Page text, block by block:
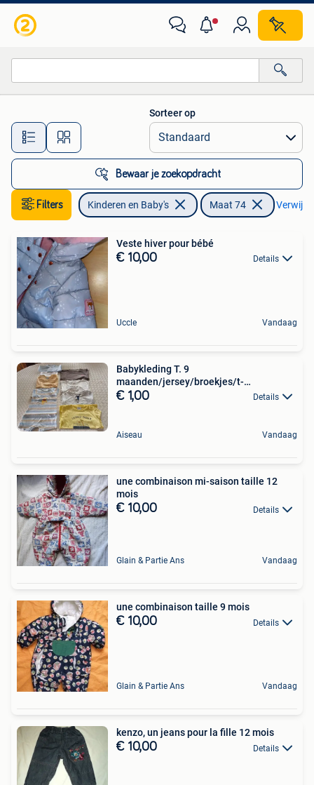
Alle afstanden…
Sorteer op
Bewaar je zoekopdracht
Filters Kinderen en Baby's Maat 74
Veste hiver pour bébé
€ 10,00 Details
Uccle Vandaag
Babykleding T. 9
maanden/jersey/broekjes/t-
shirts/broeken
€ 1,00 Details
Aiseau Vandaag
une combinaison mi-saison taille 12
mois
€ 10,00 Details
Glain & Partie Ans Vandaag
une combinaison taille 9 mois
€ 10,00 Details
Glain & Partie Ans Vandaag
kenzo, un jeans pour la fille 12 mois
€ 10,00 Details